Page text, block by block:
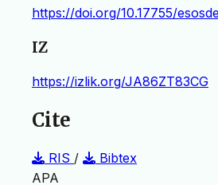
https://doi.org/10.17755/
IZ
https://izlik.org/JA86ZT83CG
Cite
RIS /
Bibtex
APA